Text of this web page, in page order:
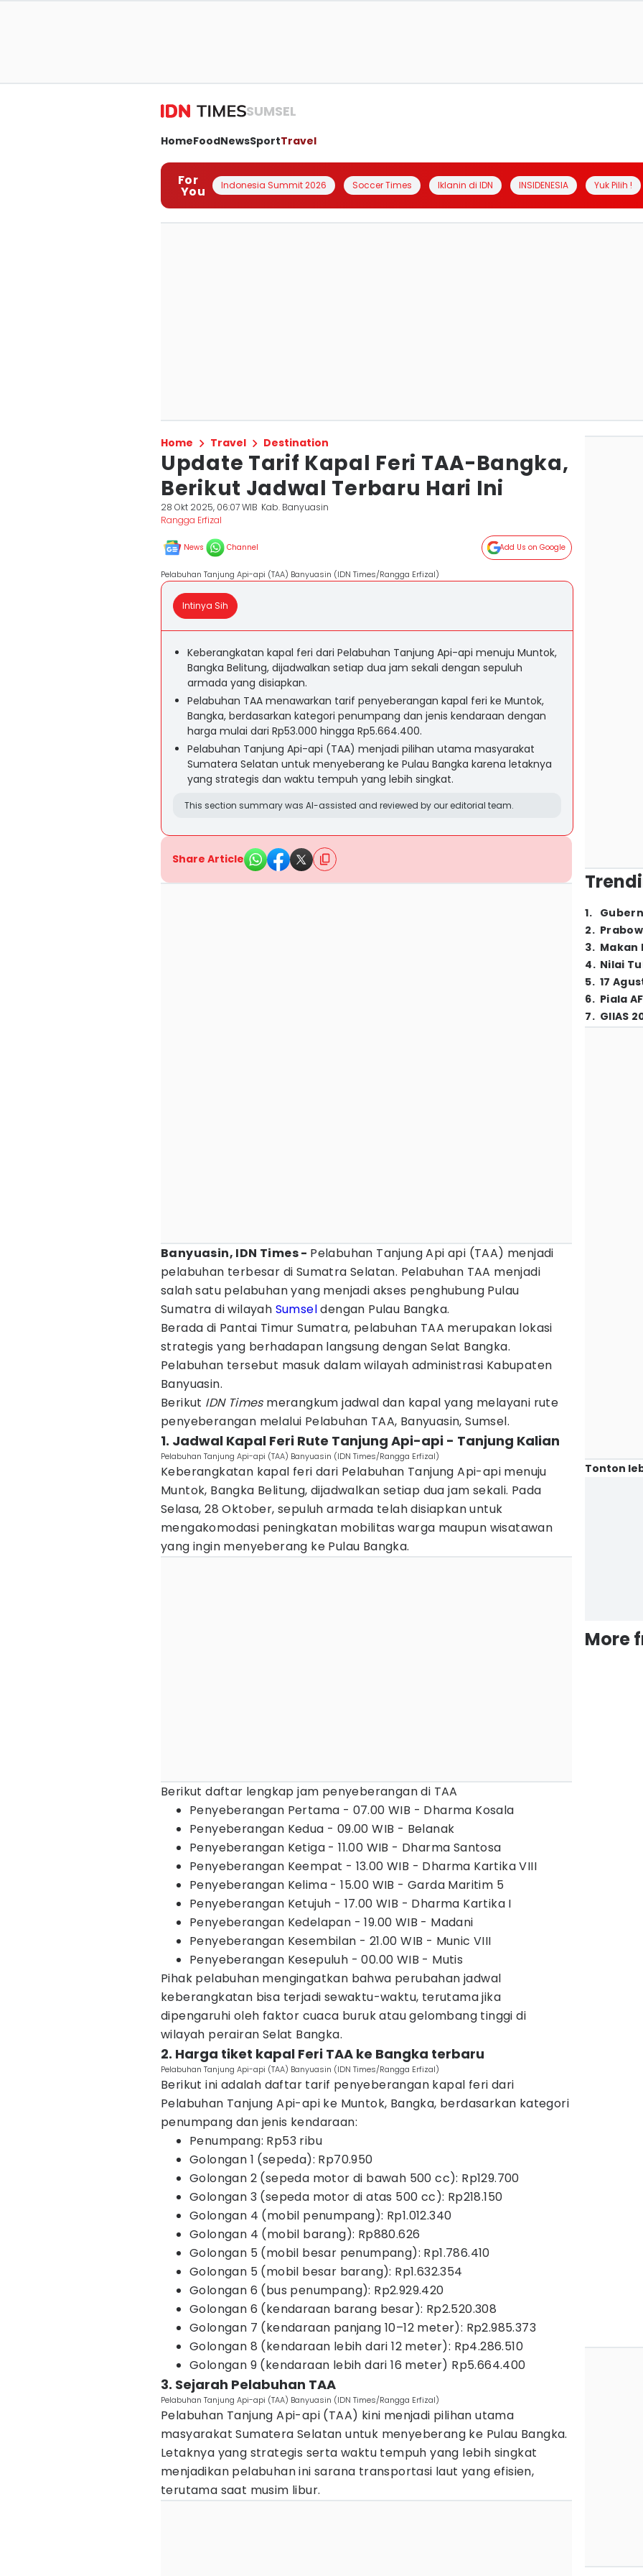
SUMSEL
HomeFoodNewsSportTravel
For
You Indonesia Summit 2026 Soccer Times Iklanin di IDN INSIDENESIA Yuk Pilih !
Home Travel Destination
Update Tarif Kapal Feri TAA-Bangka,
Berikut Jadwal Terbaru Hari Ini
28 Okt 2025, 06:07 WIB Kab. Banyuasin
Rangga Erfizal
News Channel Add Us on Google
Pelabuhan Tanjung Api-api (TAA) Banyuasin (IDN Times/Rangga Erfizal)
Intinya Sih
Keberangkatan kapal feri dari Pelabuhan Tanjung Api-api menuju Muntok,
Bangka Belitung, dijadwalkan setiap dua jam sekali dengan sepuluh
armada yang disiapkan.
Pelabuhan TAA menawarkan tarif penyeberangan kapal feri ke Muntok,
Bangka, berdasarkan kategori penumpang dan jenis kendaraan dengan
harga mulai dari Rp53.000 hingga Rp5.664.400.
Pelabuhan Tanjung Api-api (TAA) menjadi pilihan utama masyarakat
Sumatera Selatan untuk menyeberang ke Pulau Bangka karena letaknya
yang strategis dan waktu tempuh yang lebih singkat.
This section summary was AI-assisted and reviewed by our editorial team.
Share Article
Banyuasin, IDN Times - Pelabuhan Tanjung Api api (TAA) menjadi
pelabuhan terbesar di Sumatra Selatan. Pelabuhan TAA menjadi
salah satu pelabuhan yang menjadi akses penghubung Pulau
Sumatra di wilayah Sumseldengan Pulau Bangka.
Berada di Pantai Timur Sumatra, pelabuhan TAA merupakan lokasi
strategis yang berhadapan langsung dengan Selat Bangka.
Pelabuhan tersebut masuk dalam wilayah administrasi Kabupaten
Banyuasin.
Berikut IDN Times merangkum jadwal dan kapal yang melayani rute
penyeberangan melalui Pelabuhan TAA, Banyuasin, Sumsel.
1. Jadwal Kapal Feri Rute Tanjung Api-api - Tanjung Kalian
Pelabuhan Tanjung Api-api (TAA) Banyuasin (IDN Times/Rangga Erfizal)
Keberangkatan kapal feri dari Pelabuhan Tanjung Api-api menuju
Muntok, Bangka Belitung, dijadwalkan setiap dua jam sekali. Pada
Selasa, 28 Oktober, sepuluh armada telah disiapkan untuk
mengakomodasi peningkatan mobilitas warga maupun wisatawan
yang ingin menyeberang ke Pulau Bangka.
Berikut daftar lengkap jam penyeberangan di TAA
Penyeberangan Pertama - 07.00 WIB - Dharma Kosala
Penyeberangan Kedua - 09.00 WIB - Belanak
Penyeberangan Ketiga - 11.00 WIB - Dharma Santosa
Penyeberangan Keempat - 13.00 WIB - Dharma Kartika VIII
Penyeberangan Kelima - 15.00 WIB - Garda Maritim 5
Penyeberangan Ketujuh - 17.00 WIB - Dharma Kartika I
Penyeberangan Kedelapan - 19.00 WIB - Madani
Penyeberangan Kesembilan - 21.00 WIB - Munic VIII
Penyeberangan Kesepuluh - 00.00 WIB - Mutis
Pihak pelabuhan mengingatkan bahwa perubahan jadwal
keberangkatan bisa terjadi sewaktu-waktu, terutama jika
dipengaruhi oleh faktor cuaca buruk atau gelombang tinggi di
wilayah perairan Selat Bangka.
2. Harga tiket kapal Feri TAA ke Bangka terbaru
Pelabuhan Tanjung Api-api (TAA) Banyuasin (IDN Times/Rangga Erfizal)
Berikut ini adalah daftar tarif penyeberangan kapal feri dari
Pelabuhan Tanjung Api-api ke Muntok, Bangka, berdasarkan kategori
penumpang dan jenis kendaraan:
Penumpang: Rp53 ribu
Golongan 1 (sepeda): Rp70.950
Golongan 2 (sepeda motor di bawah 500 cc): Rp129.700
Golongan 3 (sepeda motor di atas 500 cc): Rp218.150
Golongan 4 (mobil penumpang): Rp1.012.340
Golongan 4 (mobil barang): Rp880.626
Golongan 5 (mobil besar penumpang): Rp1.786.410
Golongan 5 (mobil besar barang): Rp1.632.354
Golongan 6 (bus penumpang): Rp2.929.420
Golongan 6 (kendaraan barang besar): Rp2.520.308
Golongan 7 (kendaraan panjang 10–12 meter): Rp2.985.373
Golongan 8 (kendaraan lebih dari 12 meter): Rp4.286.510
Golongan 9 (kendaraan lebih dari 16 meter) Rp5.664.400
3. Sejarah Pelabuhan TAA
Pelabuhan Tanjung Api-api (TAA) Banyuasin (IDN Times/Rangga Erfizal)
Pelabuhan Tanjung Api-api (TAA) kini menjadi pilihan utama
masyarakat Sumatera Selatan untuk menyeberang ke Pulau Bangka.
Letaknya yang strategis serta waktu tempuh yang lebih singkat
menjadikan pelabuhan ini sarana transportasi laut yang efisien,
terutama saat musim libur.
1.
2.
3. Makan
4. Nilai
5. 17
6. Piala
7. GIIAS
Tonton
More